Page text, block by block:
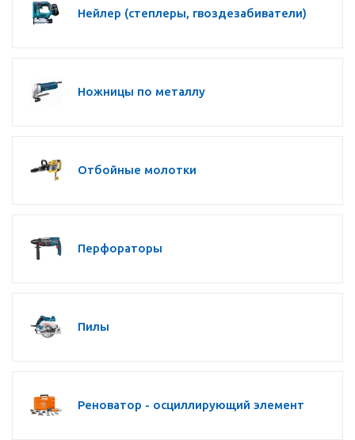
Нейлер (степлеры, гвоздезабиватели)
Ножницы по металлу
Отбойные молотки
Перфораторы
Пилы
Реноватор - осциллирующий элемент